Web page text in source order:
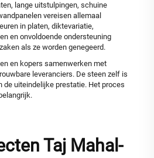
lange uitstulpingen, schuine
vereisen allemaal
in platen, diktevariatie,
en onvoldoende ondersteuning
als ze worden genegeerd.
en kopers samenwerken met
leveranciers. De steen zelf is
de uiteindelijke prestatie. Het proces
Taj Mahal-